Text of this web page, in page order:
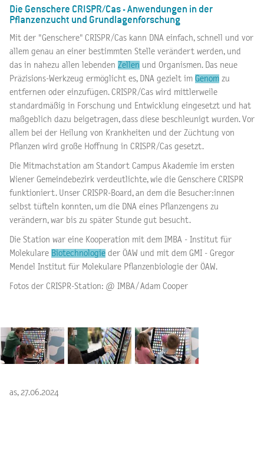
Die Genschere CRISPR/Cas - Anwendungen in der
Pflanzenzucht und Grundlagenforschung
Mit der "Genschere" CRISPR/Cas kann DNA einfach, schnell und vor
allem genau an einer bestimmten Stelle verändert werden, und
das in nahezu allen lebenden Zellen und Organismen. Das neue
Präzisions-Werkzeug ermöglicht es, DNA gezielt im Genom zu
entfernen oder einzufügen. CRISPR/Cas wird mittlerweile
standardmäßig in Forschung und Entwicklung eingesetzt und hat
maßgeblich dazu beigetragen, dass diese beschleunigt wurden. Vor
allem bei der Heilung von Krankheiten und der Züchtung von
Pflanzen wird große Hoffnung in CRISPR/Cas gesetzt.
Die Mitmachstation am Standort Campus Akademie im ersten
Wiener Gemeindebezirk verdeutlichte, wie die Genschere CRISPR
funktioniert. Unser CRISPR-Board, an dem die Besucher:innen
selbst tüfteln konnten, um die DNA eines Pflanzengens zu
verändern, war bis zu später Stunde gut besucht.
Die Station war eine Kooperation mit dem IMBA - Institut für
Molekulare Biotechnologie der ÖAW und mit dem GMI - Gregor
Mendel Institut für Molekulare Pflanzenbiologie der ÖAW.
Fotos der CRISPR-Station: @ IMBA/ Adam Cooper
as, 27.06.2024